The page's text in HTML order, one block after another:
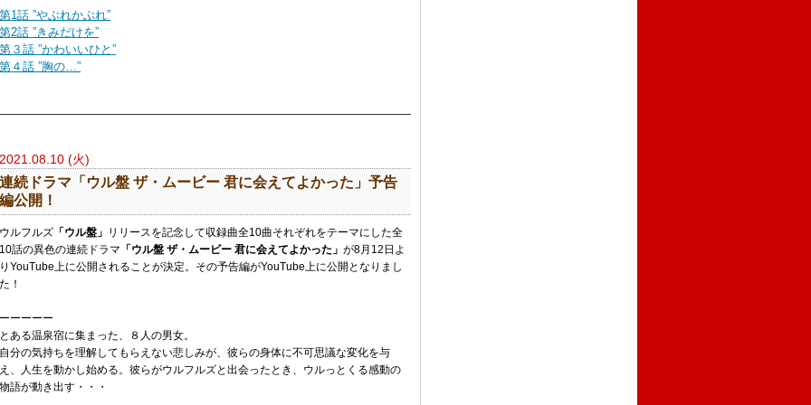
第1話 ”やぶれかぶれ”
第2話 ”きみだけを”
第３話 ”かわいいひと ”
第４話 ”胸の…”
2021.08.10 (火)
連続ドラマ「ウル盤 ザ・ムービー 君に会えてよかった」予告
編公開！
ウルフルズ 「ウル盤」 リリースを記念して収録曲全10曲それぞれをテーマにした全
10話の異色の連続ドラマ 「ウル盤 ザ・ムービー 君に会えてよかった」 が8月12日よ
りYouTube上に公開されることが決定。その予告編がYouTube上に公開となりまし
た！
ーーーーー
とある温泉宿に集まった、８人の男女。
自分の気持ちを理解してもらえない悲しみが、彼らの身体に不可思議な変化を与
え、人生を動かし始める。彼らがウルフルズと出会ったとき、ウルっとくる感動の
物語が動き出す・・・